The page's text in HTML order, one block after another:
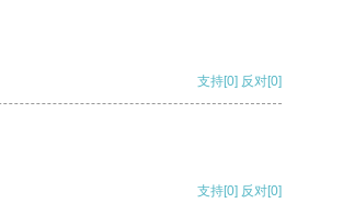
支持[0] 反对[0]
支持[0] 反对[0]